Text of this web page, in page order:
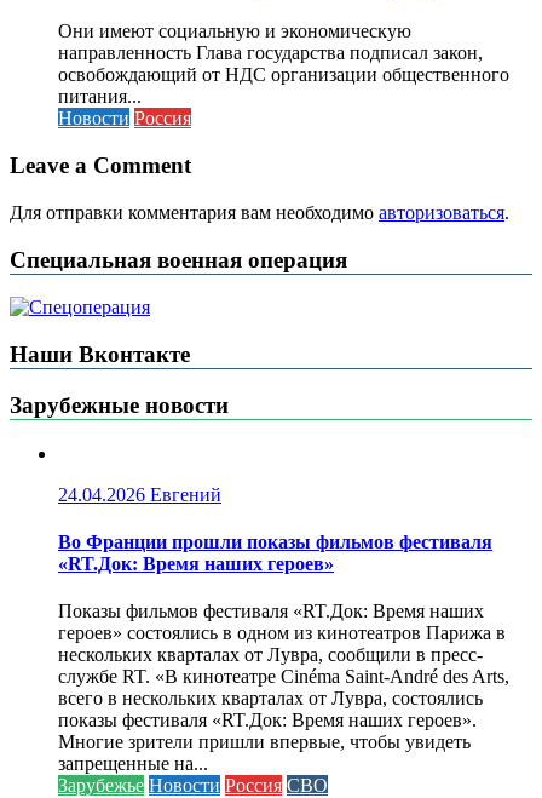
Они имеют социальную и экономическую
направленность Глава государства подписал закон,
освобождающий от НДС организации общественного
питания...
Новости Россия
Leave a Comment
Для отправки комментария вам необходимо авторизоваться.
Специальная военная операция
Наши Вконтакте
Зарубежные новости
24.04.2026 Евгений
Во Франции прошли показы фильмов фестиваля
«RT.Док: Время наших героев»
Показы фильмов фестиваля «RT.Док: Время наших
героев» состоялись в одном из кинотеатров Парижа в
нескольких кварталах от Лувра, сообщили в пресс-
службе RT. «В кинотеатре Cinéma Saint-André des Arts,
всего в нескольких кварталах от Лувра, состоялись
показы фестиваля «RT.Док: Время наших героев».
Многие зрители пришли впервые, чтобы увидеть
запрещенные на...
Зарубежье Новости Россия СВО